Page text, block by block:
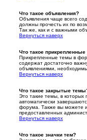
Что такое объявления?
Объявления чаще всего
должны прочесть их по
Так же, как и с важными
Вернуться наверх
Что такое
Прикрепленные темы в
содержат достаточно
объявлениями,
Вернуться наверх
Что такое закрытые
Это такие темы, в которых
автоматически
форума. Также вы можете
предоставленных
Вернуться наверх
Что такое значки тем?